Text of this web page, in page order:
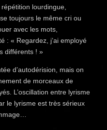
lourdingue,
toujours le même cri ou
avec les mots,
: « Regardez, j’ai employé
différents ! »
d’autodérision, mais on
de morceaux de
L’oscillation entre lyrisme
le lyrisme est très sérieux